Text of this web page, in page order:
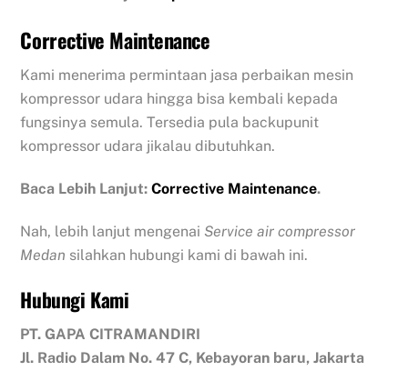
Corrective Maintenance
Kami menerima permintaan jasa perbaikan mesin
kompressor udara hingga bisa kembali kepada
fungsinya semula. Tersedia pula backupunit
kompressor udara jikalau dibutuhkan.
Baca Lebih Lanjut:Corrective Maintenance.
Nah, lebih lanjut mengenai Service air compressor
Medan silahkan hubungi kami di bawah ini.
Hubungi Kami
PT. GAPA CITRAMANDIRI
Jl. Radio Dalam No. 47 C, Kebayoran baru, Jakarta